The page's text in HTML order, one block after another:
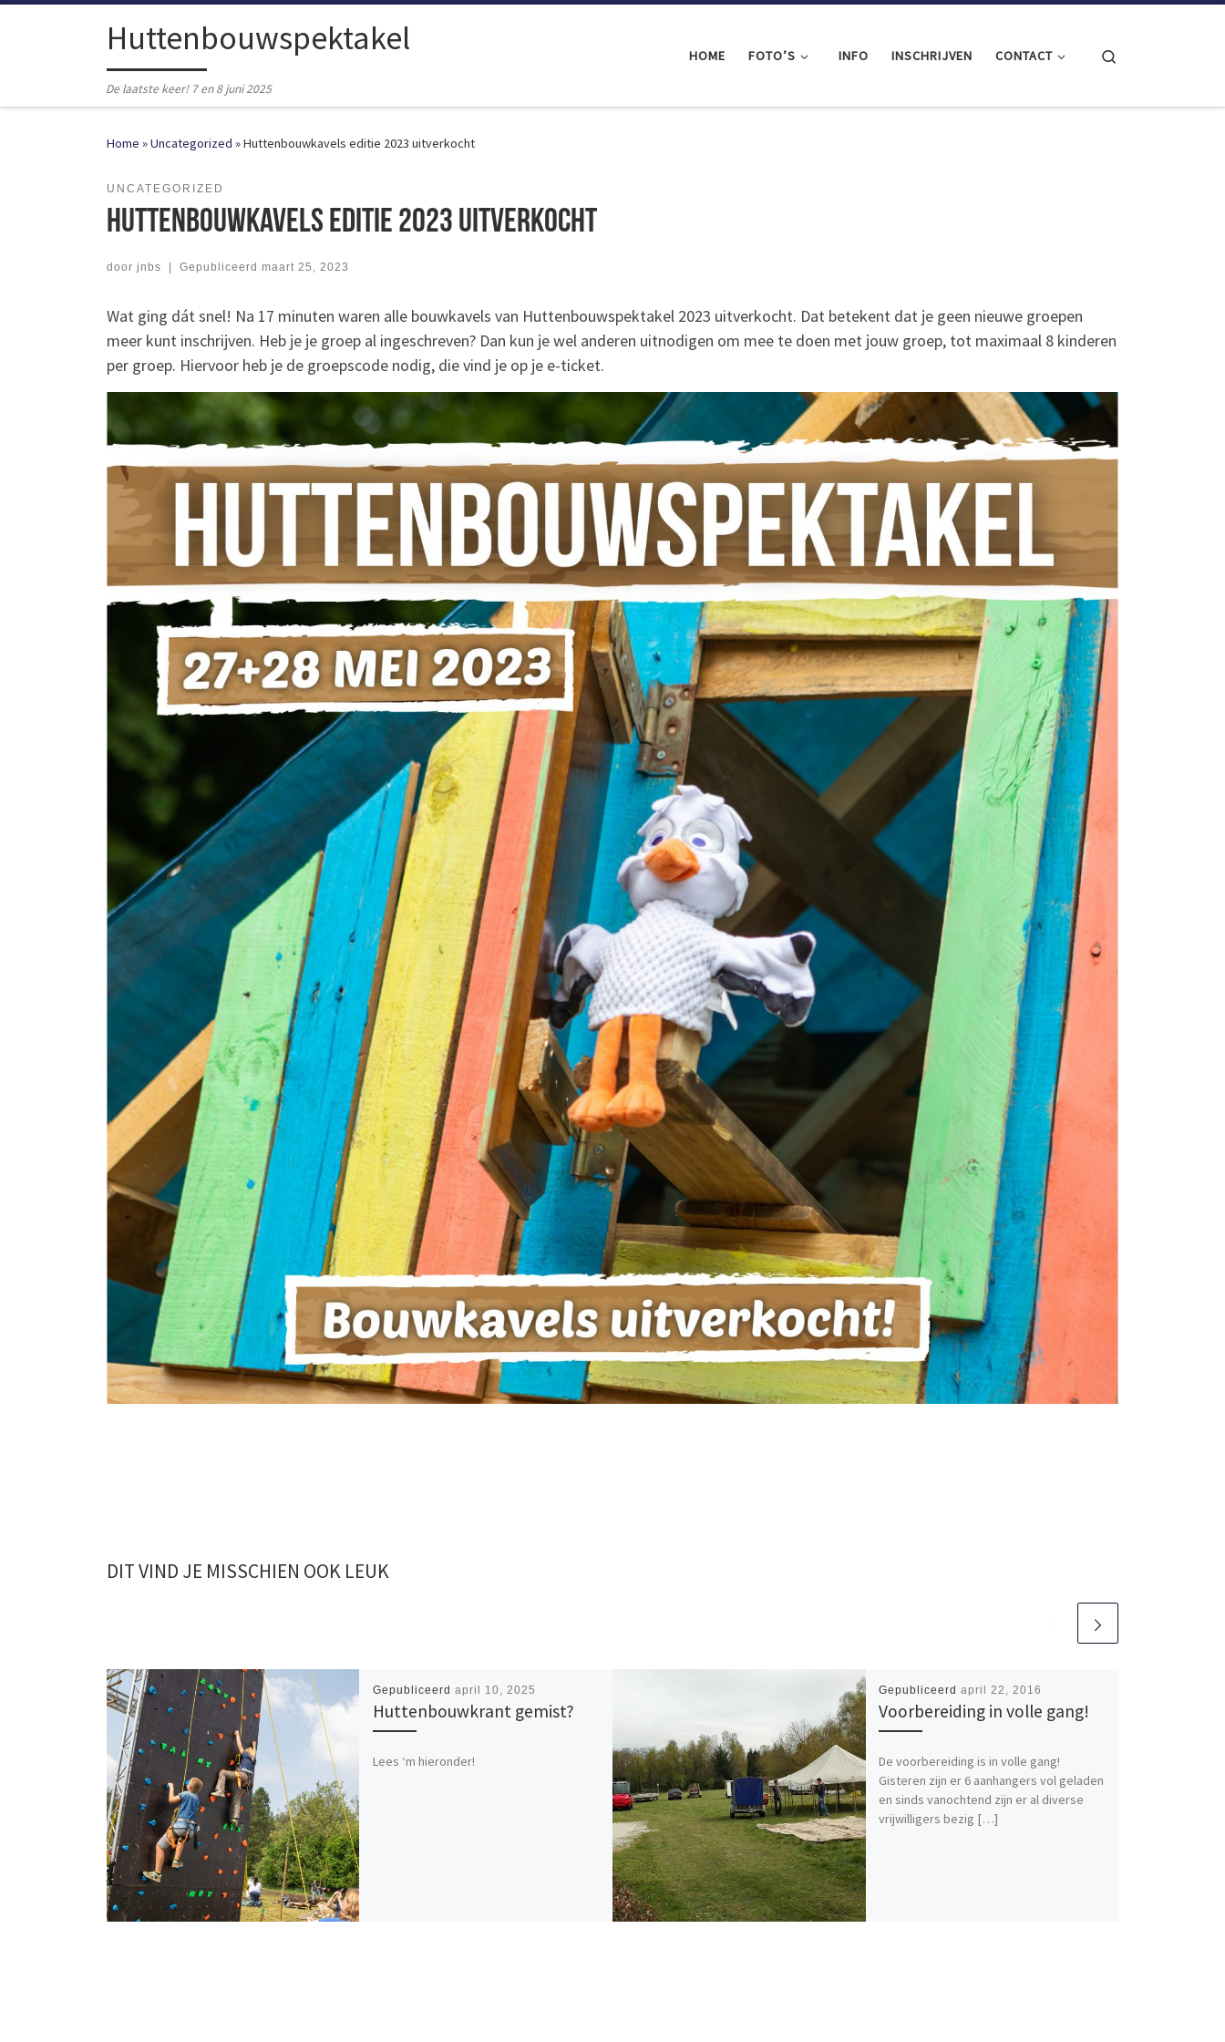
Huttenbouwspektakel
De laatste keer! 7 en 8 juni 2025
HOME FOTO’S INFO INSCHRIJVEN CONTACT
Home »Uncategorized »Huttenbouwkavels editie 2023 uitverkocht
UNCATEGORIZED
Huttenbouwkavels editie 2023 uitverkocht
door jnbs Gepubliceerd maart 25, 2023
Wat ging dát snel! Na 17 minuten waren alle bouwkavels van Huttenbouwspektakel 2023 uitverkocht. Dat betekent dat je geen nieuwe groepen
meer kunt inschrijven. Heb je je groep al ingeschreven? Dan kun je wel anderen uitnodigen om mee te doen met jouw groep, tot maximaal 8 kinderen
per groep. Hiervoor heb je de groepscode nodig, die vind je op je e-ticket.
DIT VIND JE MISSCHIEN OOK LEUK
Gepubliceerd april 10, 2025
Huttenbouwkrant gemist?
Lees ‘m hieronder!
Gepubliceerd april 22, 2016
Voorbereiding in volle gang!
De voorbereiding is in volle gang!
Gisteren zijn er 6 aanhangers vol geladen
en sinds vanochtend zijn er al diverse
vrijwilligers bezig […]